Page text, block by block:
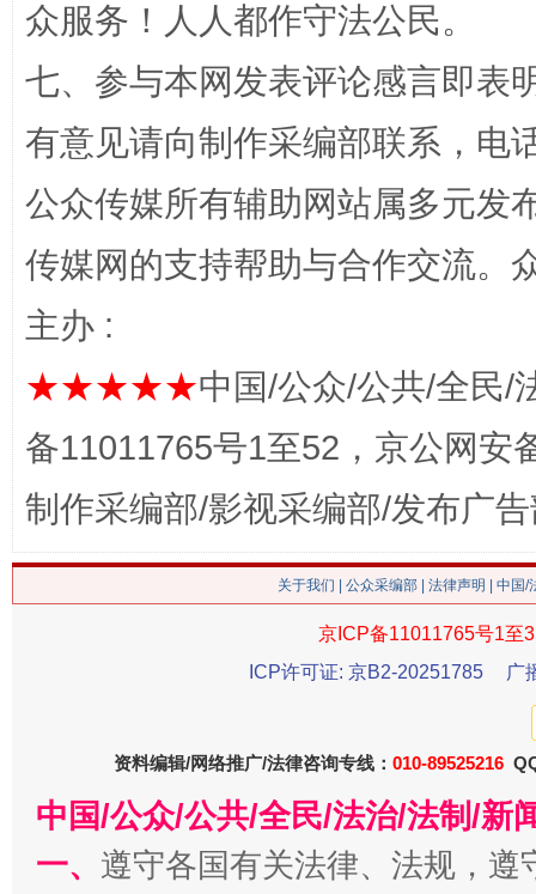
网上购药对药下症？
在谋一域中谋全局
今
众服务！人人都作守法公民。
七、参与本网发表评论感言即表
有意见请向制作采编部联系，电
公众传媒所有辅助网站属多元发
传媒网的支持帮助与合作交流。
主办 :
★★★★★中国/公众/公共/全民/
备11011765号1至52，京公网安
制作采编部/影视采编部/发布广
关于我们 公众采编部 法律声明 | 中国
京ICP备11011765号1至
ICP许可证: 京B2-20251785
广
资料编辑/网络推广/法律咨询专线： 010-89525216
中国/公众/公共/全民/法治/法制/新
一、 遵守各国有关法律、法规，